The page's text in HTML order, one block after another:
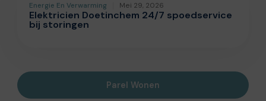
Energie En Verwarming Mei 29, 2026
Elektricien Doetinchem 24/7 spoedservice
bij storingen
Parel Wonen